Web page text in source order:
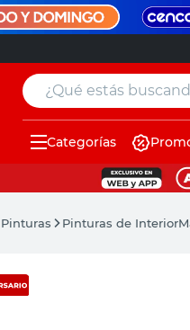
¿Qué estás buscando?
Categorías
Pinturas Pinturas de Interior
muebles